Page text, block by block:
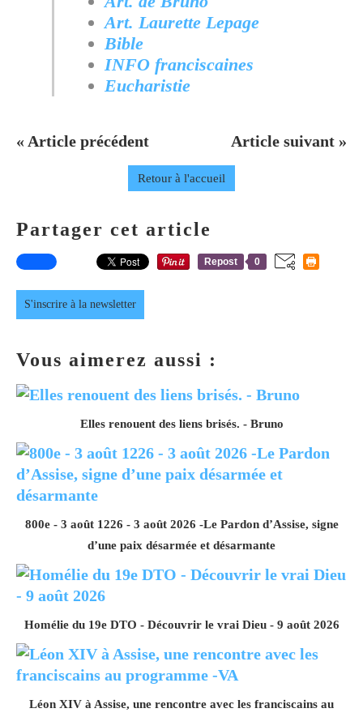
Art. Laurette Lepage
Bible
INFO franciscaines
Eucharistie
« Article précédent Article suivant »
Retour à l'accueil
Partager cet article
Repost 0
S'inscrire à la newsletter
Vous aimerez aussi :
Elles renouent des liens brisés. - Bruno
800e - 3 août 1226 - 3 août 2026 -Le Pardon d’Assise, signe
d’une paix désarmée et désarmante
Homélie du 19e DTO - Découvrir le vrai Dieu - 9 août 2026
Léon XIV à Assise, une rencontre avec les franciscains au